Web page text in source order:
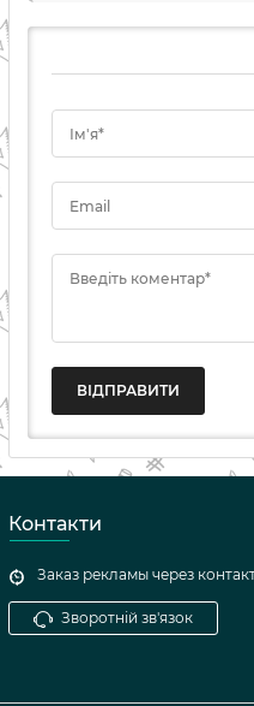
Ім'я*
Email
Введіть коментар*
ВІДПРАВИТИ
Контакти
Заказ рекламы через
Зворотній зв'язок